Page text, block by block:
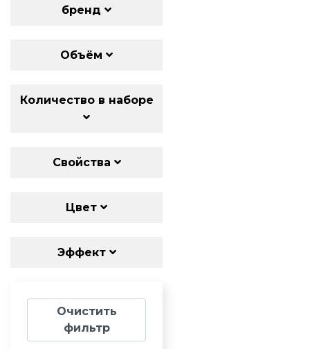
бренд
Объём
Свойства
Цвет
Эффект
Очистить
фильтр